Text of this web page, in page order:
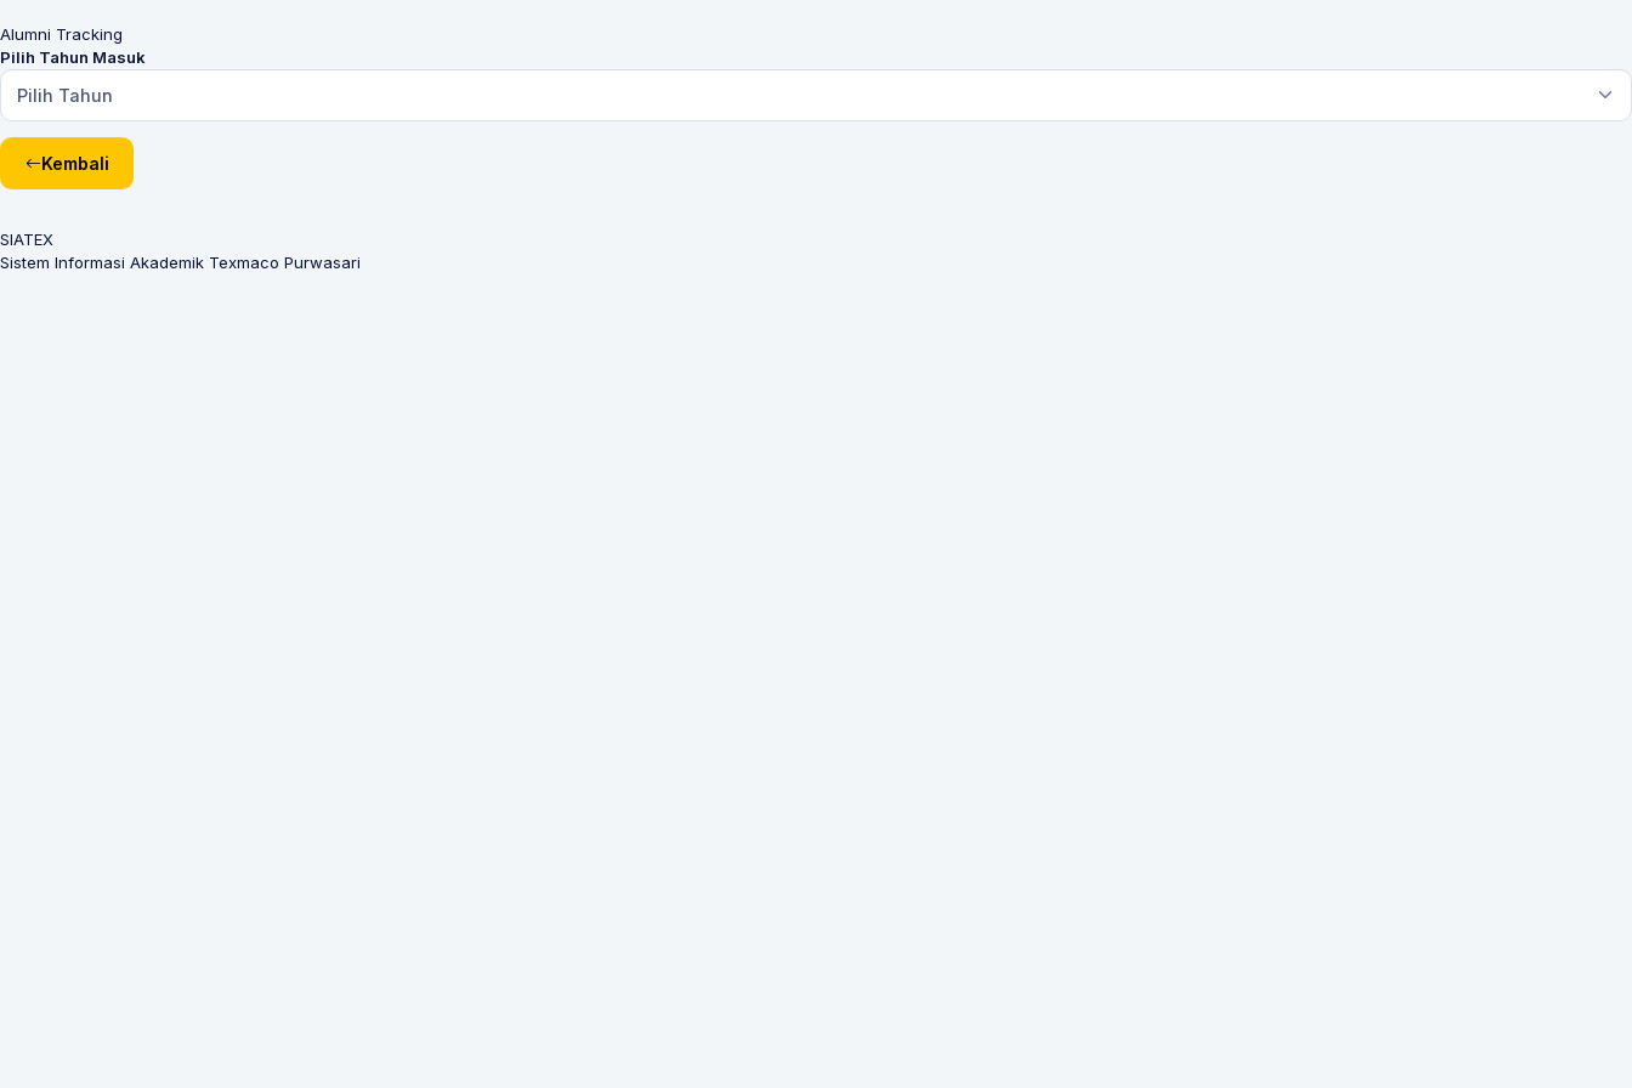
Alumni Tracking
Pilih Tahun Masuk
Pilih Tahun
Kembali
SIATEX
Sistem Informasi Akademik Texmaco Purwasari